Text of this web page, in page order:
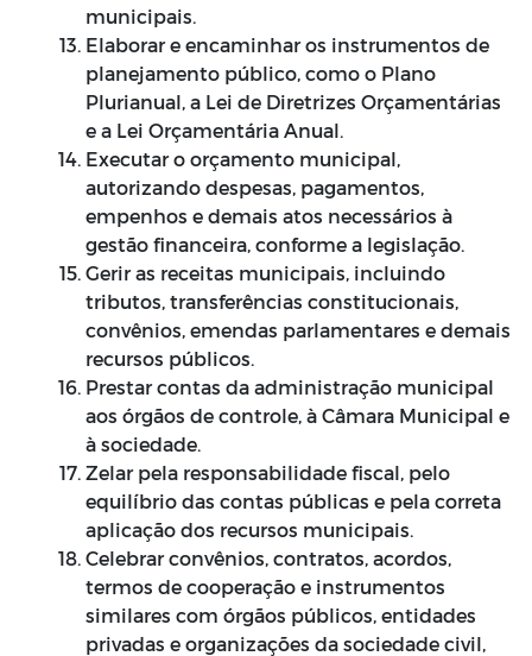
municipais.
Elaborar e encaminhar os instrumentos de
planejamento público, como o Plano
Plurianual, a Lei de Diretrizes Orçamentárias
e a Lei Orçamentária Anual.
Executar o orçamento municipal,
autorizando despesas, pagamentos,
empenhos e demais atos necessários à
gestão financeira, conforme a legislação.
Gerir as receitas municipais, incluindo
tributos, transferências constitucionais,
convênios, emendas parlamentares e demais
recursos públicos.
Prestar contas da administração municipal
aos órgãos de controle, à Câmara Municipal e
à sociedade.
Zelar pela responsabilidade fiscal, pelo
equilíbrio das contas públicas e pela correta
aplicação dos recursos municipais.
Celebrar convênios, contratos, acordos,
termos de cooperação e instrumentos
similares com órgãos públicos, entidades
privadas e organizações da sociedade civil,